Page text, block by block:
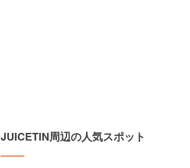
JUICETIN周辺の人気スポット